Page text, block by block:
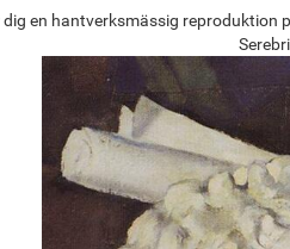
dig en hantverksmässig reproduktion